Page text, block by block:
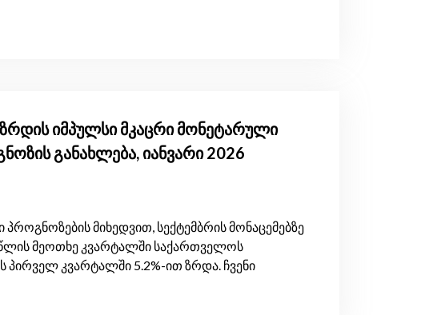
იმპულსი მკაცრი მონეტარული
განახლება, იანვარი 2026
პროგნოზების მიხედვით, სექტემბრის მონაცემებზე
მეოთხე კვარტალში საქართველოს
კვარტალში 5.2%-ით ზრდა. ჩვენი